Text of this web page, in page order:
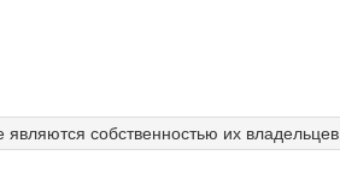
собственностью их владельцев.